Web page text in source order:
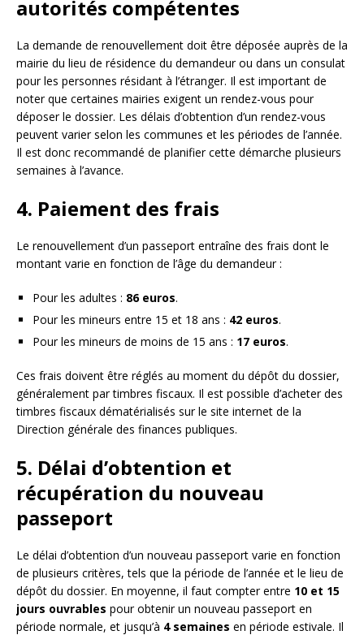
autorités compétentes
La demande de renouvellement doit être déposée auprès de la
mairie du lieu de résidence du demandeur ou dans un consulat
pour les personnes résidant à l’étranger. Il est important de
noter que certaines mairies exigent un rendez-vous pour
déposer le dossier. Les délais d’obtention d’un rendez-vous
peuvent varier selon les communes et les périodes de l’année.
Il est donc recommandé de planifier cette démarche plusieurs
semaines à l’avance.
4. Paiement des frais
Le renouvellement d’un passeport entraîne des frais dont le
montant varie en fonction de l’âge du demandeur :
Pour les adultes : 86 euros.
Pour les mineurs entre 15 et 18 ans : 42 euros.
Pour les mineurs de moins de 15 ans : 17 euros.
Ces frais doivent être réglés au moment du dépôt du dossier,
généralement par timbres fiscaux. Il est possible d’acheter des
timbres fiscaux dématérialisés sur le site internet de la
Direction générale des finances publiques.
5. Délai d’obtention et
récupération du nouveau
passeport
Le délai d’obtention d’un nouveau passeport varie en fonction
de plusieurs critères, tels que la période de l’année et le lieu de
dépôt du dossier. En moyenne, il faut compter entre 10 et 15
jours ouvrables pour obtenir un nouveau passeport en
période normale, et jusqu’à 4 semaines en période estivale. Il